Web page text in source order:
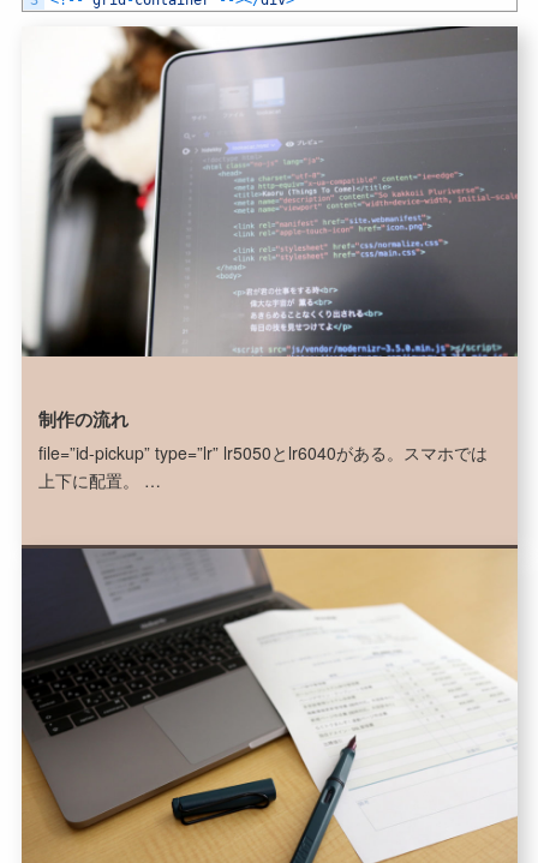
制作の流れ
file=”id-pickup” type=”lr” lr5050とlr6040がある。スマホでは
上下に配置。 …